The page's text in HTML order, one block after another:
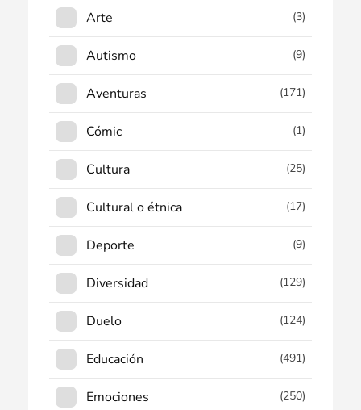
Arte (3)
Autismo (9)
Aventuras (171)
Cómic (1)
Cultura (25)
Cultural o étnica (17)
Deporte (9)
Diversidad (129)
Duelo (124)
Educación (491)
Emociones (250)